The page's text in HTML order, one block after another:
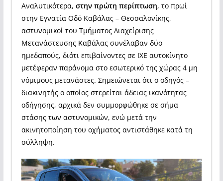
Αναλυτικότερα, στην πρώτη περίπτωση, το πρωί
στην Εγνατία Οδό Καβάλας – Θεσσαλονίκης,
αστυνομικοί του Τμήματος Διαχείρισης
Μετανάστευσης Καβάλας συνέλαβαν δύο
ημεδαπούς, διότι επιβαίνοντες σε ΙΧΕ αυτοκίνητο
μετέφεραν παράνομα στο εσωτερικό της χώρας 4 μη
νόμιμους μετανάστες. Σημειώνεται ότι ο οδηγός –
διακινητής ο οποίος στερείται άδειας ικανότητας
οδήγησης, αρχικά δεν συμμορφώθηκε σε σήμα
στάσης των αστυνομικών, ενώ μετά την
ακινητοποίηση του οχήματος αντιστάθηκε κατά τη
σύλληψη.